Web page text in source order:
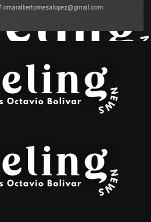
omaralbertomesalopez@gmail.com